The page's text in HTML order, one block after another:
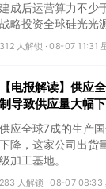
建成后运营算力不少
战略投资全球硅光光
312 人解锁 ·08-07 11:31
【电报解读】供应
制导致供应量大幅
供应全球7成的生产
下降，这家公司出货
级加工基地。
283 人解锁 ·08-07 08:33